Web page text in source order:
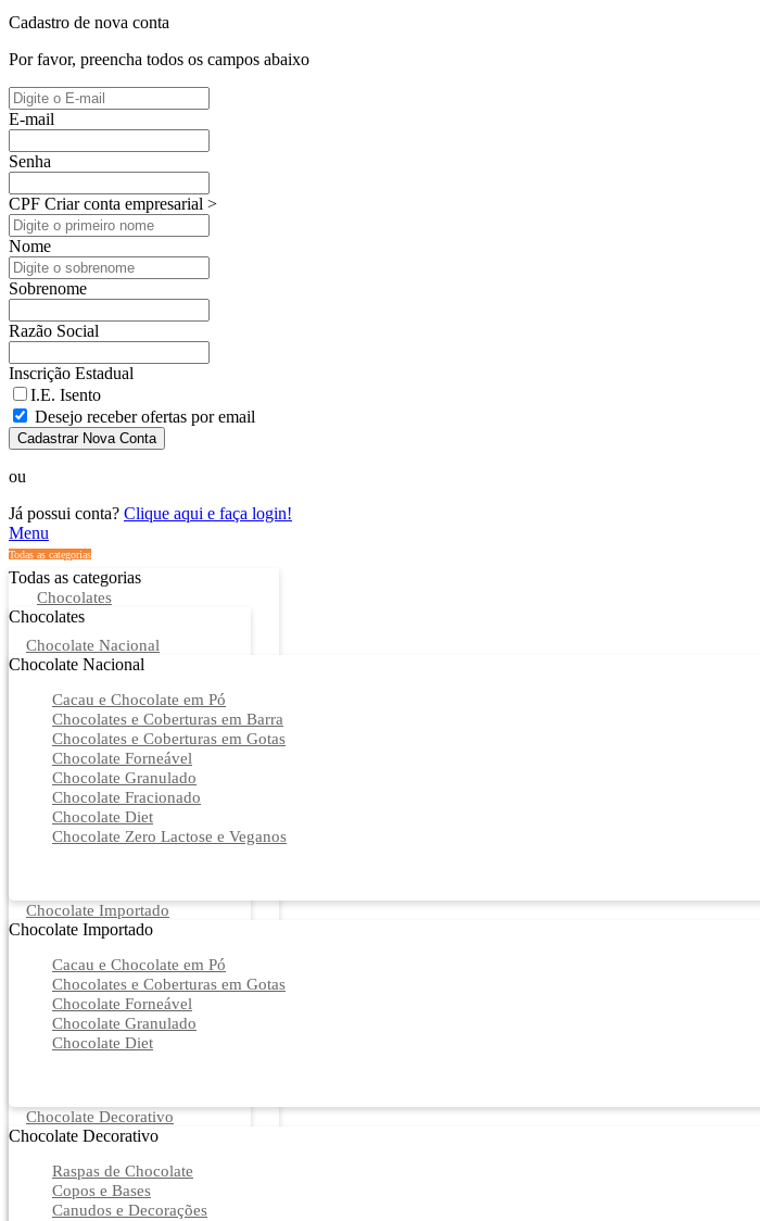
Cadastro de nova conta
Por favor, preencha todos os campos abaixo
E-mail
Senha
CPF Criar conta empresarial >
Nome
Sobrenome
Razão Social
Inscrição Estadual
I.E. Isento
Desejo receber ofertas por email
Cadastrar Nova Conta
ou
Já possui conta? Clique aqui e faça login!
Menu
Todas as categorias
Todas as categorias
Chocolates
Chocolates
Chocolate Nacional
Chocolate Nacional
Cacau e Chocolate em Pó
Chocolates e Coberturas em Barra
Chocolates e Coberturas em Gotas
Chocolate Forneável
Chocolate Granulado
Chocolate Fracionado
Chocolate Diet
Chocolate Zero Lactose e Veganos
Chocolate Importado
Chocolate Importado
Cacau e Chocolate em Pó
Chocolates e Coberturas em Gotas
Chocolate Forneável
Chocolate Granulado
Chocolate Diet
Chocolate Decorativo
Chocolate Decorativo
Raspas de Chocolate
Copos e Bases
Canudos e Decorações